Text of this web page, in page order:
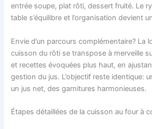
entrée soupe, plat rôti, dessert fruité. Le
table s’équilibre et l’organisation devient
Envie d’un parcours complémentaire? La
cuisson du rôti se transpose à merveille
et recettes évoquées plus haut, en
gestion du jus. L’objectif reste identique:
un jus net, des garnitures harmonieuses.
Étapes détaillées de la cuisson au four à